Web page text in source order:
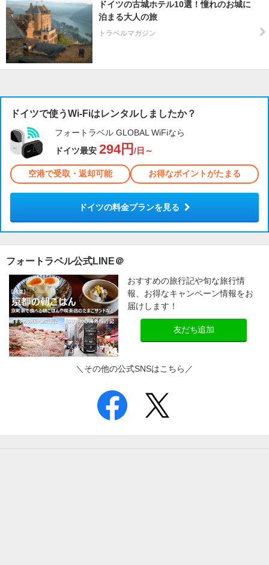
ドイツの古城ホテル10選！憧れのお城に
泊まる大人の旅
トラベルマガジン
ドイツで使うWi-Fiはレンタルしましたか？
フォートラベル GLOBAL WiFiなら
ドイツ最安 294円 /日～
空港で受取・返却可能 お得なポイントがたまる
ドイツの料金プランを見る
フォートラベル公式LINE＠
おすすめの旅行記や旬な旅行情
報、お得なキャンペーン情報をお
届けします！
友だち追加
＼その他の公式SNSはこちら／